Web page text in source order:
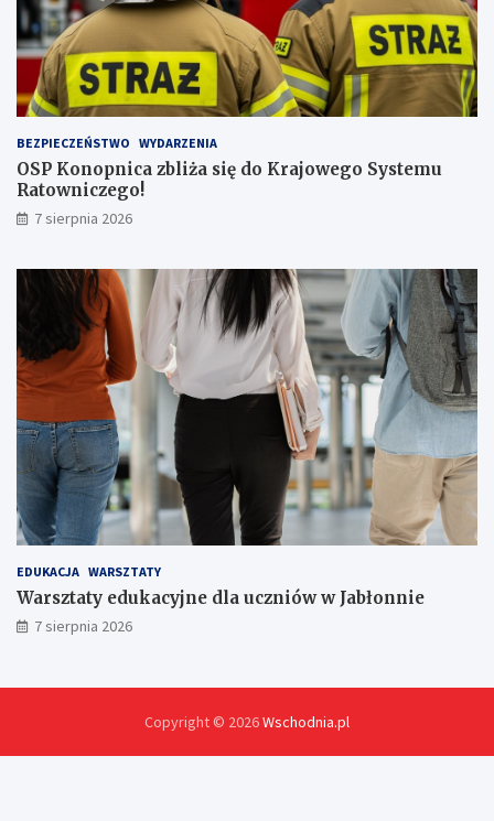
z
b
ą
a
a
ż
e
r
!
BEZPIECZEŃSTWO WYDARZENIA
OSP Konopnica zbliża się do Krajowego Systemu
Ratowniczego!
7 sierpnia 2026
EDUKACJA WARSZTATY
Warsztaty edukacyjne dla uczniów w Jabłonnie
7 sierpnia 2026
Copyright © 2026Wschodnia.pl